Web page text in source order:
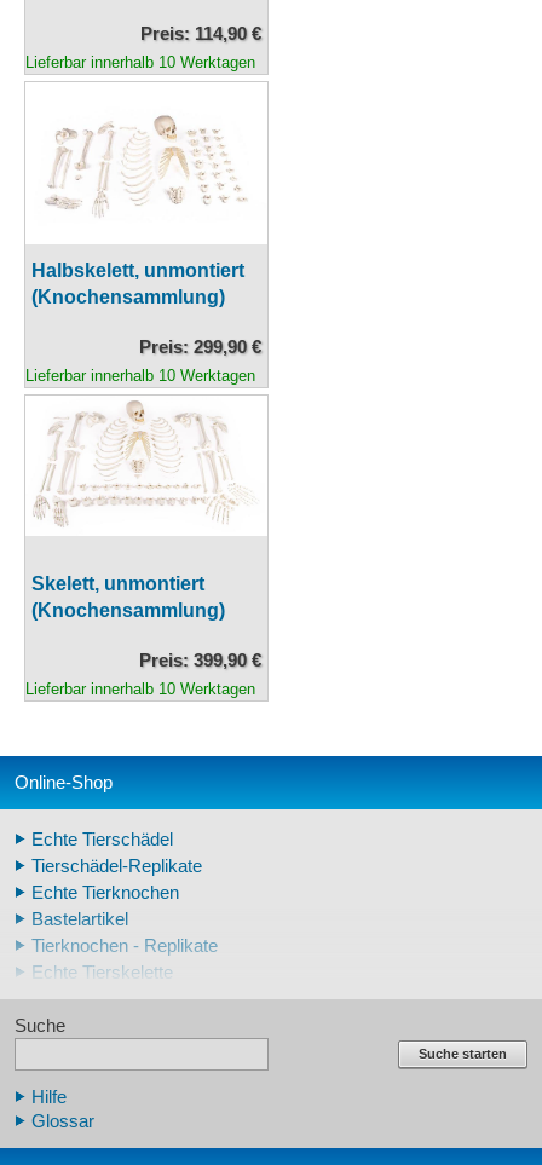
Preis: 114,90 €
Lieferbar innerhalb 10 Werktagen
Halbskelett, unmontiert
(Knochensammlung)
Preis: 299,90 €
Lieferbar innerhalb 10 Werktagen
Skelett, unmontiert
(Knochensammlung)
Preis: 399,90 €
Lieferbar innerhalb 10 Werktagen
Online-Shop
Echte Tierschädel
Tierschädel-Replikate
Echte Tierknochen
Bastelartikel
Tierknochen - Replikate
Echte Tierskelette
Echte Tierzähne
Krallen- und Zahnreplikate
Schädelreplikate Mensch
Knochenreplikate Mensch
Suche
Suche starten
Hilfe
Glossar